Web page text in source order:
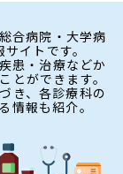
合病院・大学病
イトです。
患・治療などか
とができます。
き、各診療科の
情報も紹介。